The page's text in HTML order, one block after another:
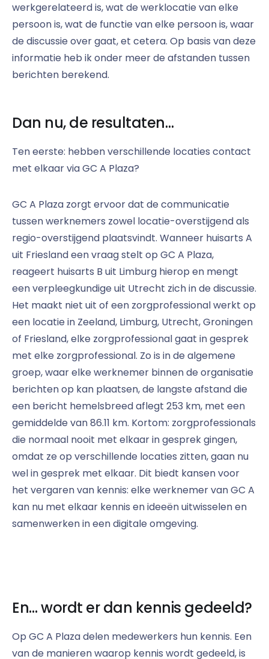
werkgerelateerd is, wat de werklocatie van elke
persoon is, wat de functie van elke persoon is, waar
de discussie over gaat, et cetera. Op basis van deze
informatie heb ik onder meer de afstanden tussen
berichten berekend.
Dan nu, de resultaten…
Ten eerste: hebben verschillende locaties contact
met elkaar via GC A Plaza?
GC A Plaza zorgt ervoor dat de communicatie
tussen werknemers zowel locatie-overstijgend als
regio-overstijgend plaatsvindt. Wanneer huisarts A
uit Friesland een vraag stelt op GC A Plaza,
reageert huisarts B uit Limburg hierop en mengt
een verpleegkundige uit Utrecht zich in de discussie.
Het maakt niet uit of een zorgprofessional werkt op
een locatie in Zeeland, Limburg, Utrecht, Groningen
of Friesland, elke zorgprofessional gaat in gesprek
met elke zorgprofessional. Zo is in de algemene
groep, waar elke werknemer binnen de organisatie
berichten op kan plaatsen, de langste afstand die
een bericht hemelsbreed aflegt 253 km, met een
gemiddelde van 86.11 km. Kortom: zorgprofessionals
die normaal nooit met elkaar in gesprek gingen,
omdat ze op verschillende locaties zitten, gaan nu
wel in gesprek met elkaar. Dit biedt kansen voor
het vergaren van kennis: elke werknemer van GC A
kan nu met elkaar kennis en ideeën uitwisselen en
samenwerken in een digitale omgeving.
En… wordt er dan kennis gedeeld?
Op GC A Plaza delen medewerkers hun kennis. Een
van de manieren waarop kennis wordt gedeeld, is